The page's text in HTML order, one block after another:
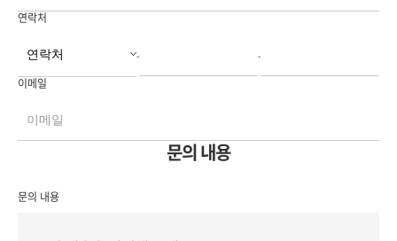
연락처
- -
이메일
문의 내용
문의 내용